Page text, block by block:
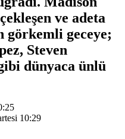
ve adeta
görkemli geceye;
Steven
dünyaca ünlü
10:29